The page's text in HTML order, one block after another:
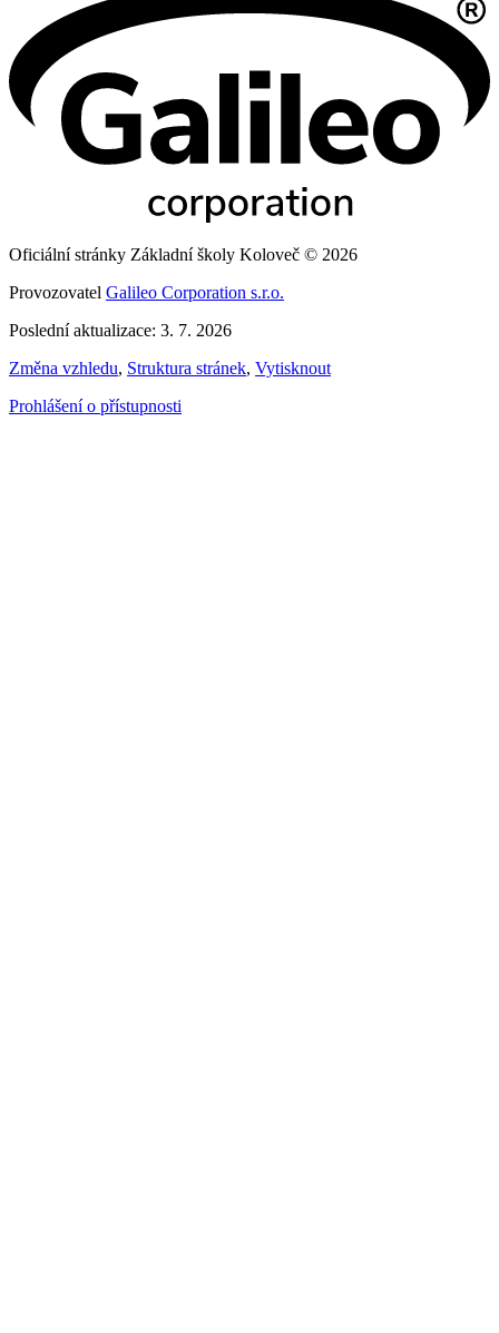
Oficiální stránky Základní školy Koloveč © 2026
Provozovatel Galileo Corporation s.r.o.
Poslední aktualizace: 3. 7. 2026
Změna vzhledu, Struktura stránek, Vytisknout
Prohlášení o přístupnosti